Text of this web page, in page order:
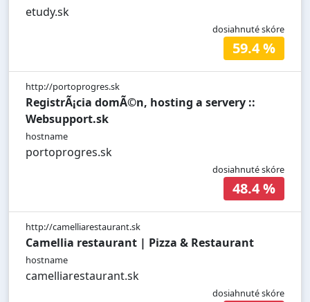
etudy.sk
dosiahnuté skóre
59.4 %
http://portoprogres.sk
RegistrÃ¡cia domÃ©n, hosting a servery ::
Websupport.sk
hostname
portoprogres.sk
dosiahnuté skóre
48.4 %
http://camelliarestaurant.sk
Camellia restaurant | Pizza & Restaurant
hostname
camelliarestaurant.sk
dosiahnuté skóre